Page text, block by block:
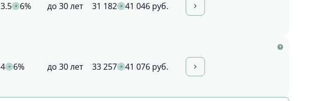
3.5 6% до 30 лет 31 182 41 046 руб.
4 6% до 30 лет 33 257 41 076 руб.